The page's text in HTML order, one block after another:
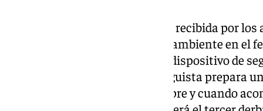
Sin duda, la noticia ha sido bien recibida por los
ingredientes para vivir un gran ambiente en el
además, contará con un fuerte dispositivo de
Por su parte, la parroquia malaguista prepara
amenaza con ser masivo (siempre y cuando